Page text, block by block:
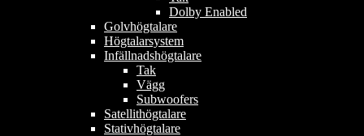
Dolby Enabled
Golvhögtalare
Högtalarsystem
Infällnadshögtalare
Tak
Vägg
Subwoofers
Satellithögtalare
Stativhögtalare